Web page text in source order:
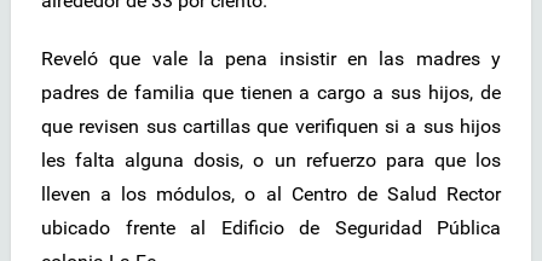
Reveló que vale la pena insistir en las madres y
padres de familia que tienen a cargo a sus hijos, de
que revisen sus cartillas que verifiquen si a sus hijos
les falta alguna dosis, o un refuerzo para que los
lleven a los módulos, o al Centro de Salud Rector
ubicado frente al Edificio de Seguridad Pública